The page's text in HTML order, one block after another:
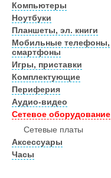
Компьютеры
Ноутбуки
Планшеты, эл. книги
Мобильные телефоны,
смартфоны
Игры, приставки
Комплектующие
Периферия
Аудио-видео
Сетевое оборудование
Сетевые платы
Аксессуары
Часы